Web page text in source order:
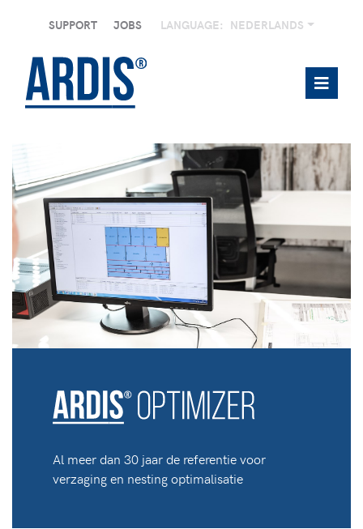
SUPPORT JOBS LANGUAGE: NEDERLANDS
Al meer dan 30 jaar de referentie voor
verzaging en nesting optimalisatie